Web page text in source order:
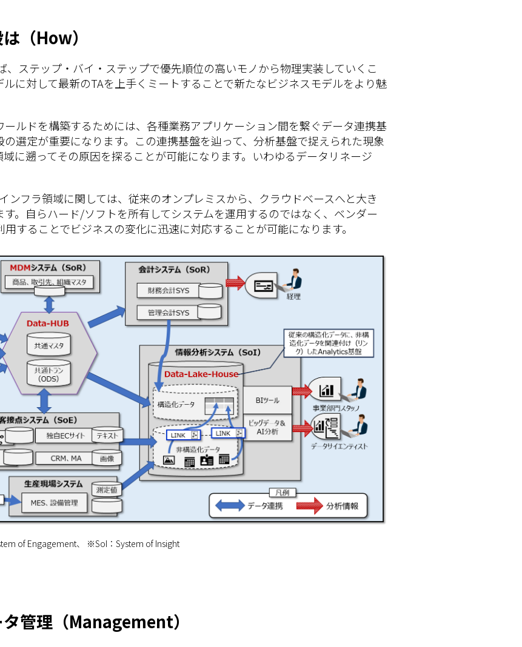
（How）
、ステップ・バイ・ステップで優先順位の高いモノから物理実装していくこ
に対して最新のTAを上手くミートすることで新たなビジネスモデルをより魅
ールドを構築するためには、各種業務アプリケーション間を繋ぐデータ連携基
選定が重要になります。この連携基盤を辿って、分析基盤で捉えられた現象
に遡ってその原因を探ることが可能になります。いわゆるデータリネージ
ンフラ領域に関しては、従来のオンプレミスから、クラウドベースへと大き
。自らハード/ソフトを所有してシステムを運用するのではなく、ベンダー
することでビジネスの変化に迅速に対応することが可能になります。
of Engagement、 ※SoI：System of Insight
管理（Management）